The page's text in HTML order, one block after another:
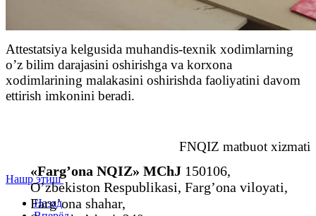
Attestatsiya kelgusida muhandis-texnik xodimlarning
o’z bilim darajasini oshirishga va korxona
xodimlarining malakasini oshirishda faoliyatini davom
ettirish imkonini beradi.
FNQIZ matbuot xizmati
Нашр этиш
Назад
«Farg’ona NQIZ» MChJ 150106,
O’zbekiston Respublikasi, Farg’ona viloyati,
Farg’ona shahar,